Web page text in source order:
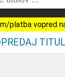
platba vopred